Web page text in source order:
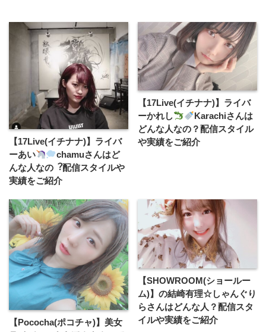
【17Live(イチナナ)】ライバ
ーあい
chamuさんはど
んな人なの︖配信スタイルや
実績をご紹介
【17Live(イチナナ)】ライバ
ーかれし
Karachiさんは
どんな人なの？配信スタイル
や実績をご紹介
【Pococha(ポコチャ)】美女
【SHOWROOM(ショールー
ム)】の結崎有理☆しゃんぐり
らさんはどんな人？配信スタ
イルや実績をご紹介